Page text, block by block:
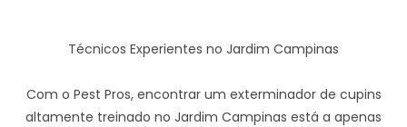
Técnicos Experientes no Jardim Campinas
Com o Pest Pros, encontrar um exterminador de cupins
altamente treinado no Jardim Campinas está a apenas